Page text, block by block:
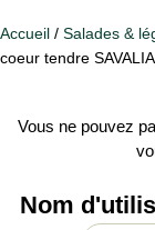
Accueil / Salades &
coeur tendre SAVALIA
Vous ne pouvez
Nom